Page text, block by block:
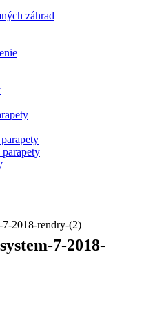
záhrad
7-2018-rendry-(2)